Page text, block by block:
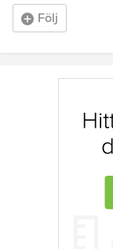
Följ